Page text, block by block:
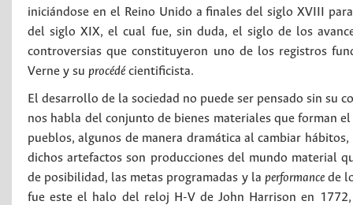
iniciándose en el Reino Unido a finales del siglo XVIII
del siglo XIX, el cual fue, sin duda, el siglo de los
controversias que constituyeron uno de los registros
Verne y su procédécientificista.
El desarrollo de la sociedad no puede ser pensado sin su
nos habla del conjunto de bienes materiales que forman
pueblos, algunos de manera dramática al cambiar
dichos artefactos son producciones del mundo material
de posibilidad, las metas programadas y la performancede
fue este el halo del reloj H-V de John Harrison en